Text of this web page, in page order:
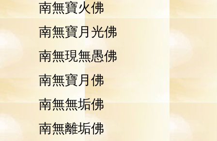
南無寶火佛
南無寶月光佛
南無現無愚佛
南無寶月佛
南無無垢佛
南無離垢佛